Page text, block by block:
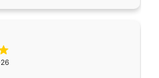
более разнообразный.
что-то потребуется из
только здесь.